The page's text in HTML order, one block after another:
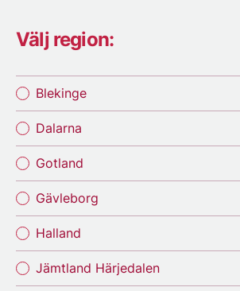
Välj region:
Blekinge
Dalarna
Gotland
Gävleborg
Halland
Jämtland Härjedalen